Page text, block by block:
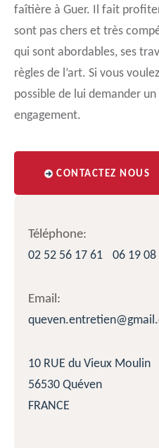
faîtière à Guer. Il fait
sont pas chers et très
qui sont abordables, ses
règles de l’art. Si vous
possible de lui demander
engagement.
CONTACTEZ NOUS
Téléphone:
02 52 56 17 61
06 19 08
Email:
10 RUE du Vieux Moulin
56530 Quéven
FRANCE